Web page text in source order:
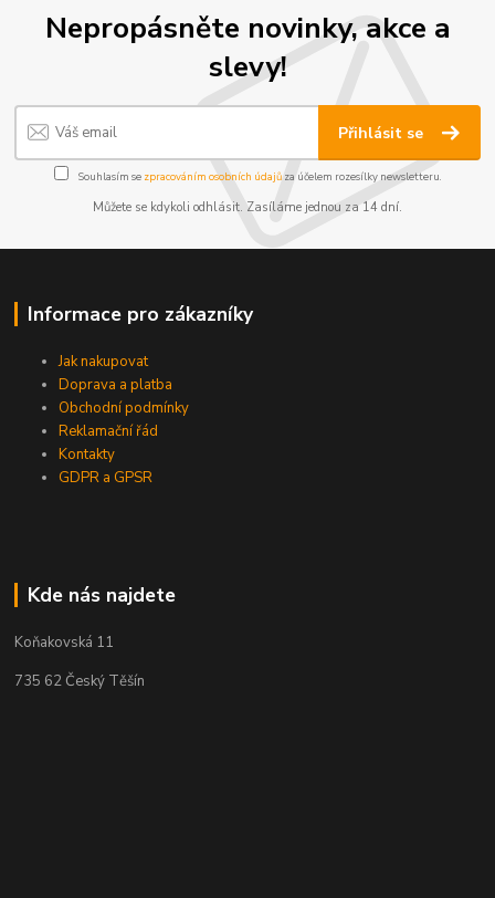
Nepropásněte novinky, akce a
slevy!
Přihlásit se
Souhlasím se zpracováním osobních údajůza účelem rozesílky newsletteru.
Můžete se kdykoli odhlásit. Zasíláme jednou za 14 dní.
Informace pro zákazníky
Jak nakupovat
Doprava a platba
Obchodní podmínky
Reklamační řád
Kontakty
GDPR a GPSR
Kde nás najdete
Koňakovská 11
735 62 Český Těšín